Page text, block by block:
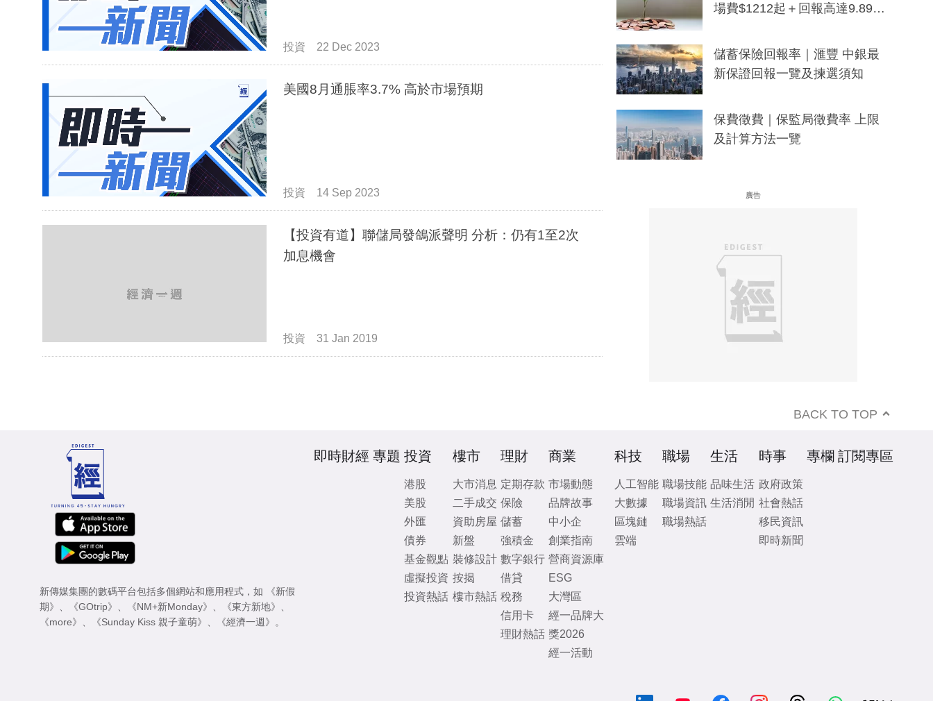
投資 22 Dec 2023
美國8月通脹率3.7% 高於市場預期
投資 14 Sep 2023
【投資有道】聯儲局發鴿派聲明 分析：仍有1至2次
加息機會
投資 31 Jan 2019
場費$1212起＋回報高達9.89
儲蓄保險回報率｜滙豐 中銀最
新保證回報一覽及揀選須知
保費徵費｜保監局徵費率 上限
及計算方法一覽
廣告
BACK TO TOP
新傳媒集團的數碼平台包括多個網站和應用程式，如
《新假
期》
《GOtrip》 《NM+新Monday》 《東方新地》
《more》
《Sunday Kiss 親子童萌》 《經濟一週》 。
即時財經 專題 投資
港股
美股
外匯
債券
基金觀點
虛擬投資
投資熱話
樓市
大市消息
二手成交
資助房屋
新盤
裝修設計
按揭
樓市熱話
理財
定期存款
保險
儲蓄
強積金
數字銀行
借貸
稅務
信用卡
理財熱話
商業
市場動態
品牌故事
中小企
創業指南
營商資源庫
ESG
大灣區
經一品牌大
獎2026
經一活動
科技
人工智能
大數據
區塊鏈
雲端
職場
職場技能
職場資訊
職場熱話
生活
品味生活
生活消閒
時事
政府政策
社會熱話
移民資訊
即時新聞
專欄 訂閱專區